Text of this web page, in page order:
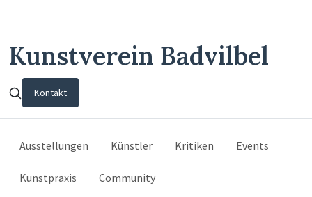
Kunstverein Badvilbel
Kontakt
Ausstellungen Künstler Kritiken Events
Kunstpraxis Community